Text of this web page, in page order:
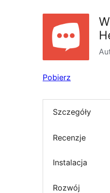
Pobierz
Szczegóły
Recenzje
Instalacja
Rozwój